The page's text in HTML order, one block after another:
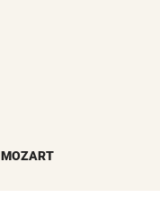
MOZART